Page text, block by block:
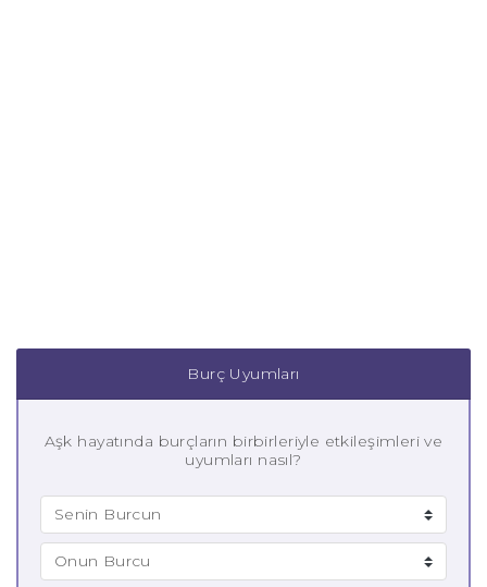
Burç Uyumları
Aşk hayatında burçların birbirleriyle etkileşimleri ve
uyumları nasıl?